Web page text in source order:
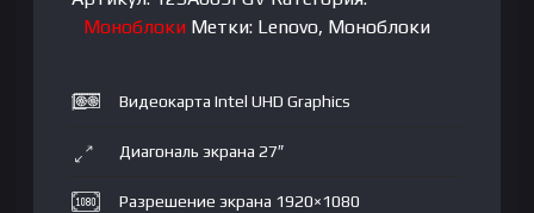
i5-
16GB|
512GB|
27"
Моноблоки Метки: Lenovo, Моноблоки
Видеокарта Intel UHD Graphics
Диагональ экрана 27″
Разрешение экрана 1920×1080